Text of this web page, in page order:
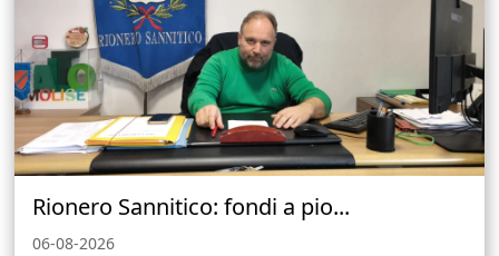
Rionero Sannitico: fondi a pio...
06-08-2026